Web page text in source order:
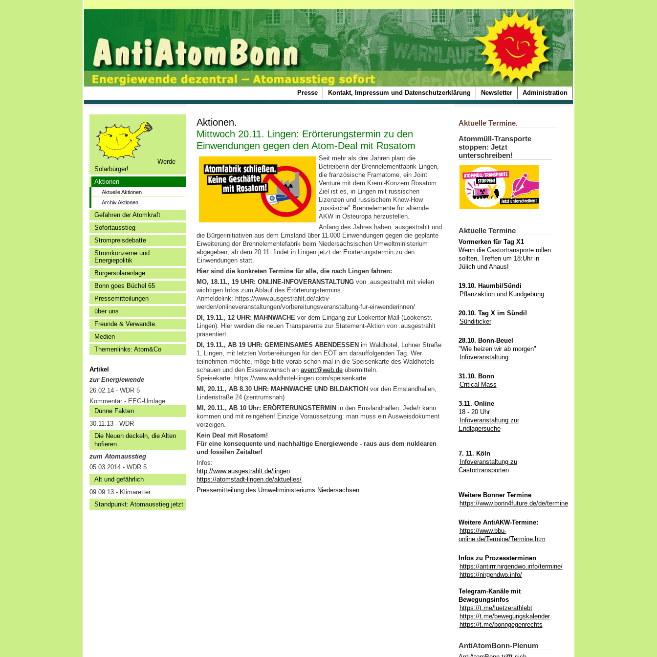
Presse Kontakt, Impressum und Datenschutzerklärung Newsletter Administration
Werde
Solarbürger!
Aktionen
Aktuelle Aktionen
Archiv Aktionen
Gefahren der Atomkraft
Sofortausstieg
Strompreisdebatte
Stromkonzerne und
Energiepolitik
Bürgersolaranlage
Bonn goes Büchel 65
Pressemitteilungen
über uns
Freunde & Verwandte.
Medien
Themenlinks: Atom&Co
Artikel
zur Energiewende
26.02.14 - WDR 5
Kommentar - EEG-Umlage
Dünne Fakten
30.11.13 - WDR
Die Neuen deckeln, die Alten
hofieren
zum Atomausstieg
05.03.2014 - WDR 5
Alt und gefährlich
09.09.13 - Klimaretter
Standpunkt: Atomausstieg jetzt
Aktionen.
Mittwoch 20.11. Lingen: Erörterungstermin zu den
Einwendungen gegen den Atom-Deal mit Rosatom
Seit mehr als drei Jahren plant die
Betreiberin der Brennelementfabrik Lingen,
die französische Framatome, ein Joint
Venture mit dem Kreml-Konzern Rosatom.
Ziel ist es, in Lingen mit russischen
Lizenzen und russischem Know-How
„russische" Brennelemente für alternde
AKW in Osteuropa herzustellen.
Anfang des Jahres haben .ausgestrahlt und
die Bürgerinitiativen aus dem Emsland über 11.000 Einwendungen gegen die geplante
Erweiterung der Brennelementefabrik beim Niedersächsischen Umweltministerium
abgegeben, ab dem 20.11. findet in Lingen jetzt der Erörterungstermin zu den
Einwendungen statt.
Hier sind die konkreten Termine für alle, die nach Lingen fahren:
MO, 18.11., 19 UHR: ONLINE-INFOVERANSTALTUNG von .ausgestrahlt mit vielen
wichtigen Infos zum Ablauf des Erörterungstermins.
Anmeldelink: https://www.ausgestrahlt.de/aktiv-
werden/onlineveranstaltungen/vorbereitungsveranstaltung-fur-einwenderinnen/
DI, 19.11., 12 UHR: MAHNWACHE vor dem Eingang zur Lookentor-Mall (Lookenstr.
Lingen). Hier werden die neuen Transparente zur Statement-Aktion von .ausgestrahlt
präsentiert.
DI, 19.11., AB 19 UHR: GEMEINSAMES ABENDESSEN im Waldhotel, Lohner Straße
1, Lingen, mit letzten Vorbereitungen für den EÖT am darauffolgenden Tag. Wer
teilnehmen möchte, möge bitte vorab schon mal in die Speisenkarte des Waldhotels
schauen und den Essenswunsch an avent@web.de übermitteln.
Speisekarte: https://www.waldhotel-lingen.com/speisenkarte
MI, 20.11., AB 8.30 UHR: MAHNWACHE UND BILDAKTION vor den Emslandhallen,
Lindenstraße 24 (zentrumsnah)
MI, 20.11., AB 10 Uhr: ERÖRTERUNGSTERMIN in den Emslandhallen. Jede/r kann
kommen und mit reingehen! Einzige Voraussetzung: man muss ein Ausweisdokument
vorzeigen.
Kein Deal mit Rosatom!
Für eine konsequente und nachhaltige Energiewende - raus aus dem nuklearen
und fossilen Zeitalter!
Infos:
http://www.ausgestrahlt.de/lingen
https://atomstadt-lingen.de/aktuelles/
Pressemitteilung des Umweltministeriums Niedersachsen
Aktuelle Termine.
Atommüll-Transporte
stoppen: Jetzt
unterschreiben!
Aktuelle Termine
Vormerken für Tag X1
Wenn die Castortransporte rollen
sollten, Treffen um 18:Uhr in
Jülich und Ahaus!
19.10. Haumbi/Sündi
Pflanzaktion und Kundgebung
20.10. Tag X im Sündi!
Sünditicker
28.10. Bonn-Beuel
"Wie heizen wir ab morgen"
Infoveranstaltung
31.10. Bonn
Critical Mass
3.11. Online
18 - 20 Uhr
Infoveranstaltung zur
Endlagersuche
7. 11. Köln
Infoveranstaltung zu
Castortransporten
Weitere Bonner Termine
https://www.bonn4future.de/de/termine
Weitere AntiAKW-Termine:
https://www.bbu-
online.de/Termine/Termine.htm
Infos zu Prozessterminen
https://antirrr.nirgendwo.info/termine/
https://nirgendwo.info/
Telegram-Kanäle mit
Bewegungsinfos
https://t.me/luetzerathlebt
https://t.me/bewegungskalender
https://t.me/bonngegenrechts
AntiAtomBonn-Plenum